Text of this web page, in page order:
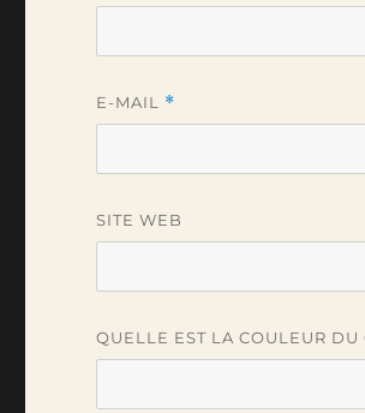
E-MAIL *
SITE WEB
QUELLE EST LA COULEUR DU